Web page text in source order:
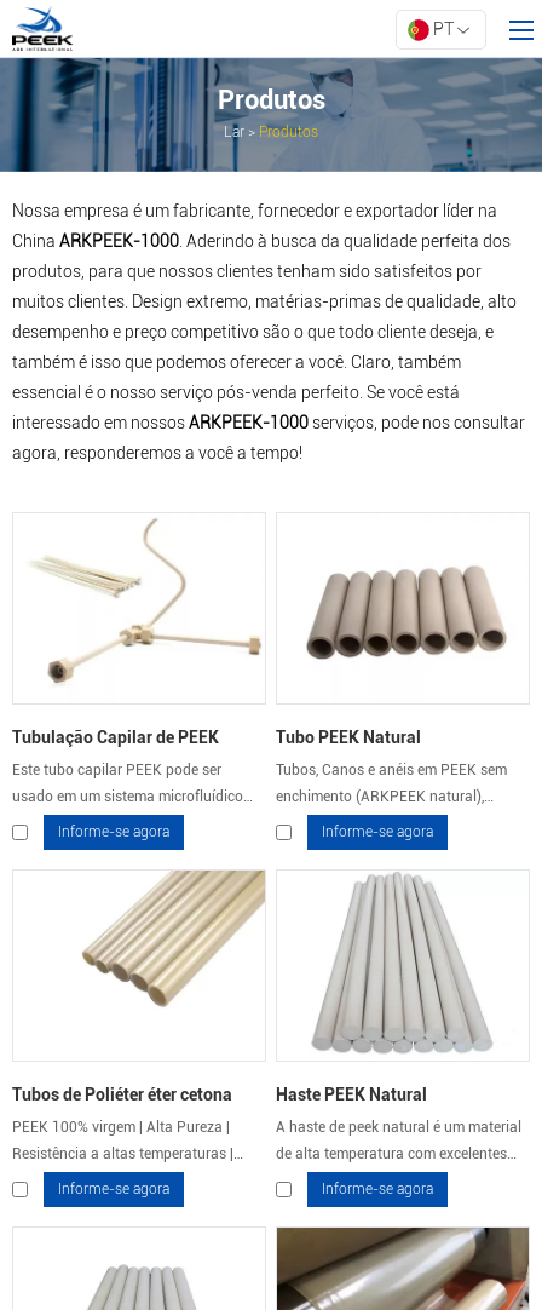
Propriedade
Inovação
Sobre a ARK
Recursos
Contate-nos
PT
Produtos
Lar > Produtos
Nossa empresa é um fabricante, fornecedor e exportador líder na
China ARKPEEK-1000 . Aderindo à busca da qualidade perfeita dos
produtos, para que nossos clientes tenham sido satisfeitos por
muitos clientes. Design extremo, matérias-primas de qualidade, alto
desempenho e preço competitivo são o que todo cliente deseja, e
também é isso que podemos oferecer a você. Claro, também
essencial é o nosso serviço pós-venda perfeito. Se você está
interessado em nossosARKPEEK-1000 serviços, pode nos consultar
agora, responderemos a você a tempo!
Tubulação Capilar de PEEK
Este tubo capilar PEEK pode ser
usado em um sistema microfluídico
para aplicações exigentes com alta
pressão ou fluidos agressivos, mas
também como uma resistência
Informe-se agora
Tubo PEEK Natural
Tubos, Canos e anéis em PEEK sem
enchimento (ARKPEEK natural),
resistência química e hidrólise.
Informe-se agora
Tubos de Poliéter éter cetona
PEEK 100% virgem | Alta Pureza |
Resistência a altas temperaturas |
ARKPEEKInforme-se agora
Haste PEEK Natural
A haste de peek natural é um material
de alta temperatura com excelentes
propriedades mecânicas e resistência
química. Com uma temperatura de
serviço contínua de 250 ℃.
Informe-se agora